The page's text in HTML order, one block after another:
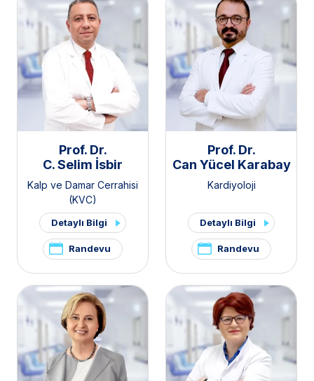
Prof. Dr.
C. Selim İsbir
Kalp ve Damar Cerrahisi
(KVC)
Detaylı Bilgi
Randevu
Prof. Dr.
Can Yücel Karabay
Kardiyoloji
Detaylı Bilgi
Randevu